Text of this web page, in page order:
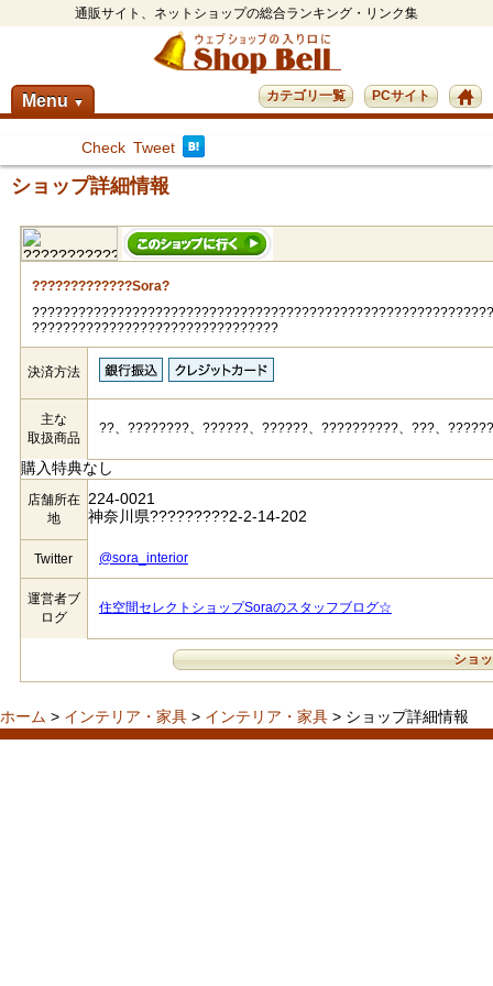
通販サイト、ネットショップの総合ランキング・リンク集
Menu ▼ PCサイト
カテゴリ一覧
Check Tweet
ショップ詳細情報
?????????????Sora?
????????????????????????????????
決済方法
主な
取扱商品
??、????????、??????、??????、??????????、???、
購入特典なし
店舗所在
地
224-0021
神奈川県?????????2-2-14-202
Twitter @sora_interior
運営者ブ
ログ
住空間セレクトショップSoraのスタッフブログ☆
ショ
ホーム > インテリア・家具 > インテリア・家具 > ショップ詳細情報